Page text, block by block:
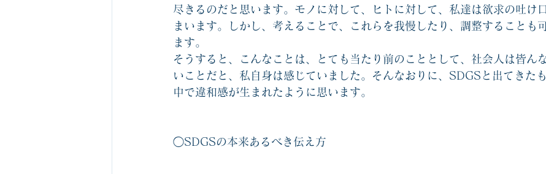
尽きるのだと思います。モノに対して、ヒトに対して、私達は欲求の吐け
まいます。しかし、考えることで、これらを我慢したり、調整することも
ます。
そうすると、こんなことは、とても当たり前のこととして、社会人は皆ん
いことだと、私自身は感じていました。そんなおりに、SDGSと出てきた
中で違和感が生まれたように思います。
◯SDGSの本来あるべき伝え方